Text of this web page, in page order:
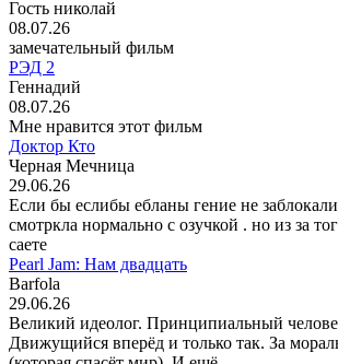
Гость николай
08.07.26
замечательный фильм
РЭД 2
Геннадий
08.07.26
Мне нравится этот фильм
Доктор Кто
Черная Мечница
29.06.26
Если бы еслибы ебланы гение не
смотркла нормально с озучкой . но из за
саете
Pearl Jam: Нам двадцать
Barfola
29.06.26
Великий идеолог. Принципиальный
Движущийся вперёд и только так. За